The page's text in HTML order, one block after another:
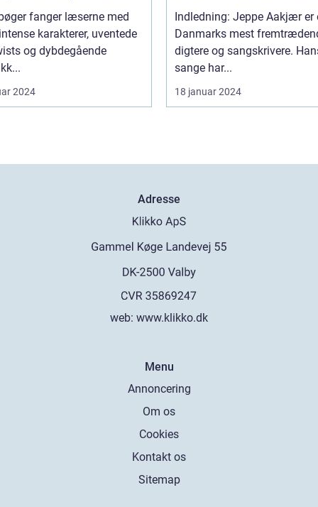
komplekse
fanger læserne med
karakterer, uventede
og dybdegående
2024
Digter
Indledning: Jeppe Aakjær er
Danmarks mest
digtere og sangskrivere.
sange har...
18 januar 2024
Adresse
web: www.klikko.dk
Menu
Annoncering
Om os
Cookies
Kontakt os
Sitemap